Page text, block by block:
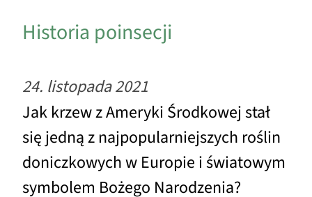
Historia poinsecji
24. listopada 2021
Jak krzew z Ameryki Środkowej stał
się jedną z najpopularniejszych roślin
doniczkowych w Europie i światowym
symbolem Bożego Narodzenia?